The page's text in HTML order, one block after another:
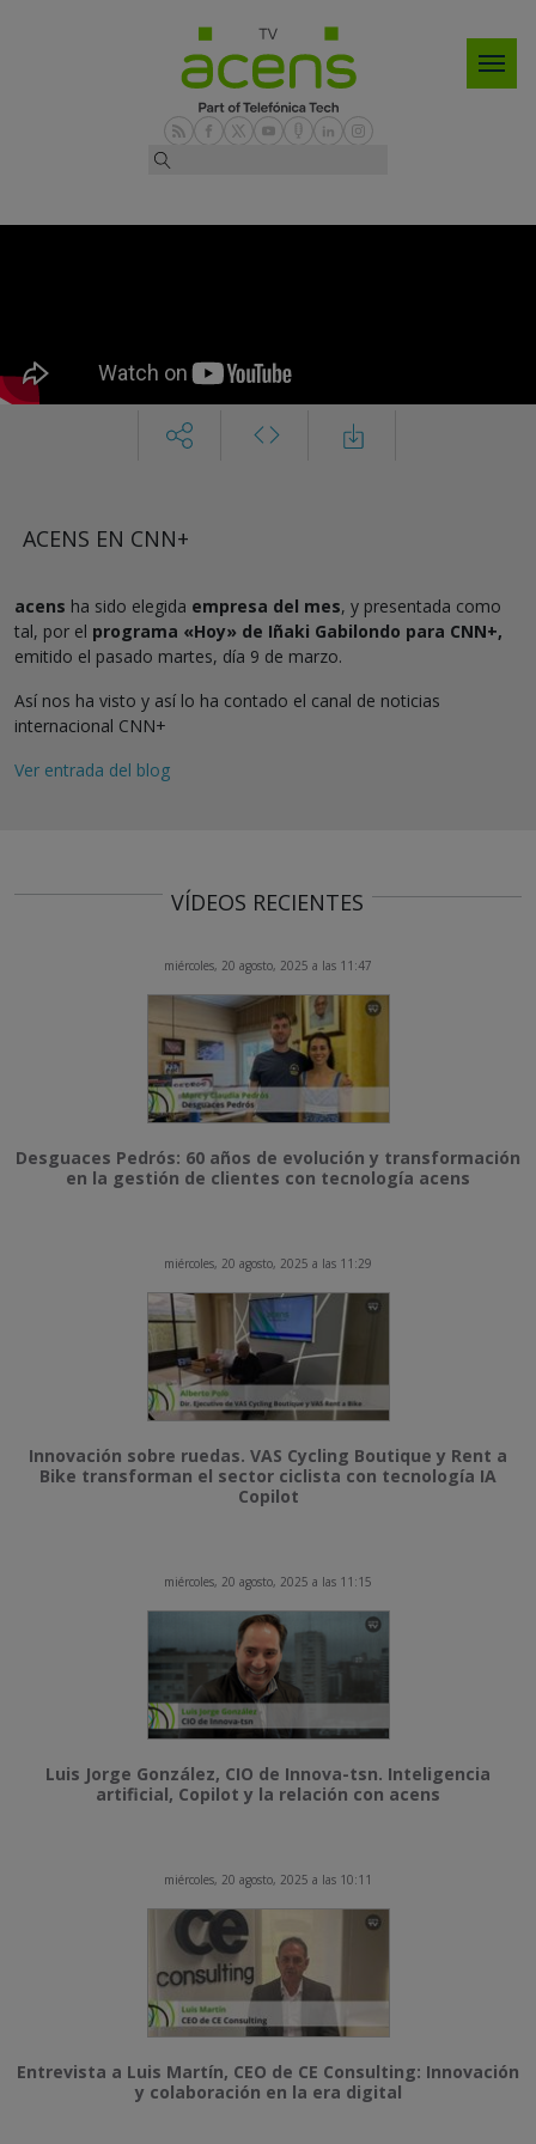
ACENS EN CNN+
acens ha sido elegida empresa del mes, y presentada como
tal, por el programa «Hoy» de Iñaki Gabilondo para CNN+,
emitido el pasado martes, día 9 de marzo.
Así nos ha visto y así lo ha contado el canal de noticias
internacional CNN+
Ver entrada del blog
VÍDEOS RECIENTES
miércoles, 20 agosto, 2025 a las 11:47
Desguaces Pedrós: 60 años de evolución y transformación
en la gestión de clientes con tecnología acens
miércoles, 20 agosto, 2025 a las 11:29
Innovación sobre ruedas. VAS Cycling Boutique y Rent a
Bike transforman el sector ciclista con tecnología IA
Copilot
miércoles, 20 agosto, 2025 a las 11:15
Luis Jorge González, CIO de Innova-tsn. Inteligencia
artificial, Copilot y la relación con acens
miércoles, 20 agosto, 2025 a las 10:11
Entrevista a Luis Martín, CEO de CE Consulting: Innovación
y colaboración en la era digital